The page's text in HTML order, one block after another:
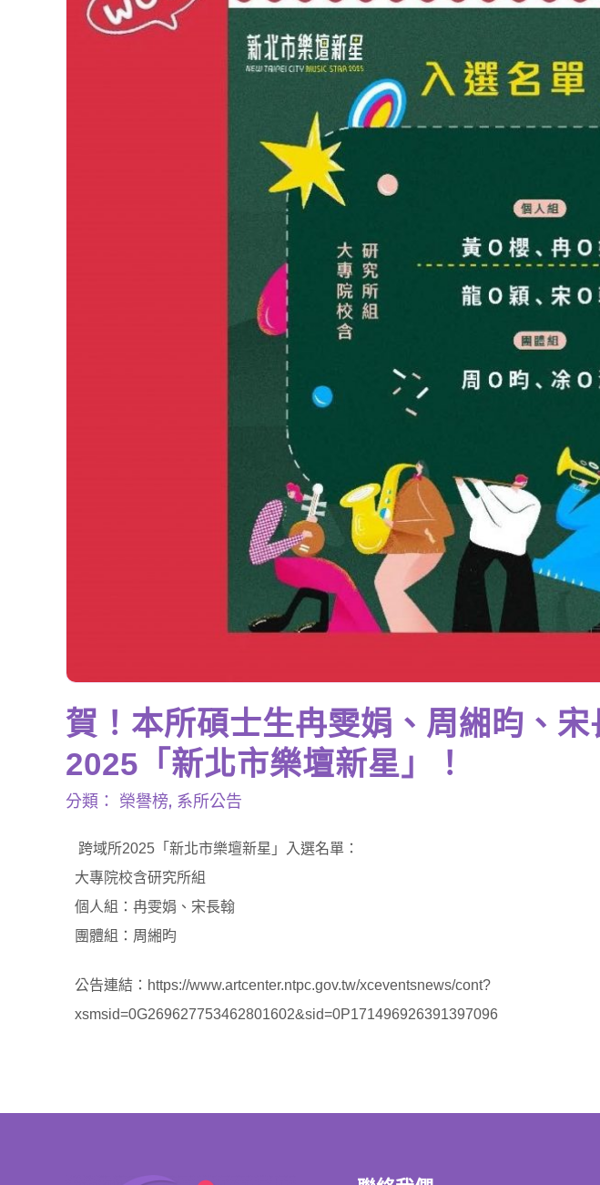
賀！本所碩士生冉雯娟、周緗昀、宋
2025「新北市樂壇新星」！
分類： 榮譽榜, 系所公告
跨域所2025「新北市樂壇新星」入選名單：
大專院校含研究所組
個人組：冉雯娟、宋長翰
團體組：周緗昀
公告連結： https://www.artcenter.ntpc.gov.tw/xceventsnews/cont?
xsmsid=0G269627753462801602&sid=0P171496926391397096